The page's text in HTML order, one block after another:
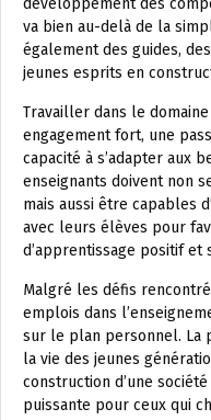
développement des
va bien au-delà de la
également des guides,
jeunes esprits en
Travailler dans le
engagement fort, une
capacité à s’adapter aux
enseignants doivent non
mais aussi être capables
avec leurs élèves pour
d’apprentissage positif et
Malgré les défis
emplois dans
sur le plan personnel. La
la vie des jeunes
construction d’une
puissante pour ceux qui